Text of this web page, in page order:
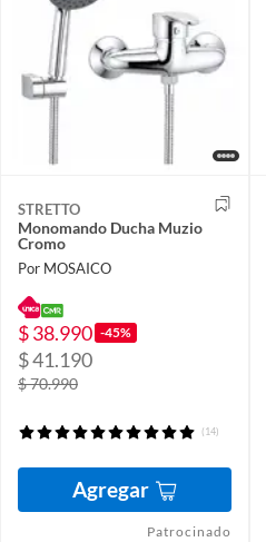
STRETTO
Monomando Ducha Muzio
Cromo
Por MOSAICO
$ 38.990 -45%
$ 41.190
$ 70.990
(14)
Agregar
Patrocinado